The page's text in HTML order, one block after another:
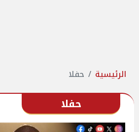
الرئيسية حفلا
حفلا